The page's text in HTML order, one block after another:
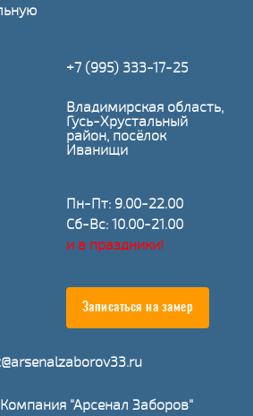
+7 (995) 333-17-25
Владимирская область,
Гусь-Хрустальный
район, посёлок
Иванищи
Пн-Пт: 9.00-22.00
Сб-Вс: 10.00-21.00
и в праздники!
Записаться на замер
"Арсенал Заборов"